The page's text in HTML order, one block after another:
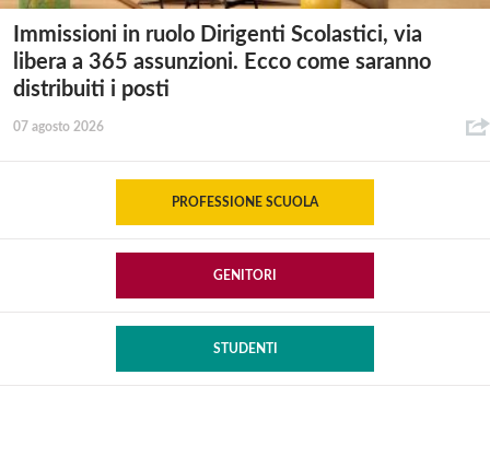
Immissioni in ruolo Dirigenti Scolastici, via
libera a 365 assunzioni. Ecco come saranno
distribuiti i posti
07 agosto 2026
PROFESSIONE SCUOLA
GENITORI
STUDENTI